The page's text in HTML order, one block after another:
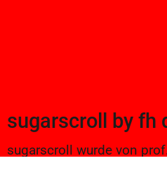
sugarscroll by fh
sugarscroll wurde von